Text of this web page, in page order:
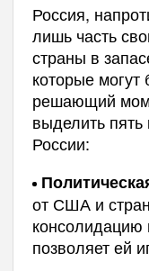
Россия,
лишь часть
страны в
которые
решающий
выделить
России:
от США и
консолидацию
позволяет ей